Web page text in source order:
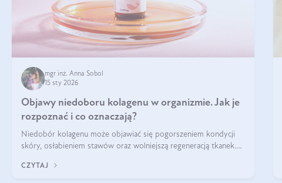
mgr inż. Anna Sobol
15 sty 2026
Objawy niedoboru kolagenu w organizmie. Jak je
rozpoznać i co oznaczają?
Niedobór kolagenu może objawiać się pogorszeniem kondycji
skóry, osłabieniem stawów oraz wolniejszą regeneracją tkanek.
skóry, bóle stawów, łamliwość paznokci oraz osłabienie włosów.
CZYTAJ